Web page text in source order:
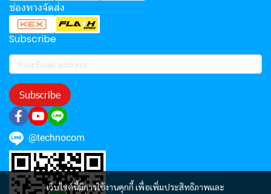
เว็บไซต์นี้มีการใช้งานคุกกี้ เพื่อเพิ่มประสิทธิภาพและ
ช่องทางจัดส่ง
Subscribe
Subscribe
@technocom